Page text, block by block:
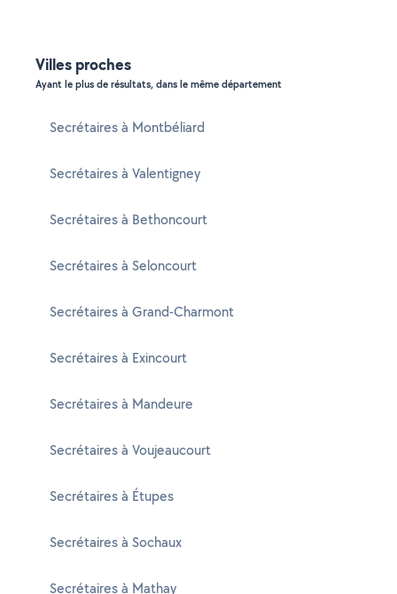
Villes proches
Ayant le plus de résultats, dans le même département
Secrétaires à Montbéliard
Secrétaires à Valentigney
Secrétaires à Bethoncourt
Secrétaires à Seloncourt
Secrétaires à Grand-Charmont
Secrétaires à Exincourt
Secrétaires à Mandeure
Secrétaires à Voujeaucourt
Secrétaires à Étupes
Secrétaires à Sochaux
Secrétaires à Mathay